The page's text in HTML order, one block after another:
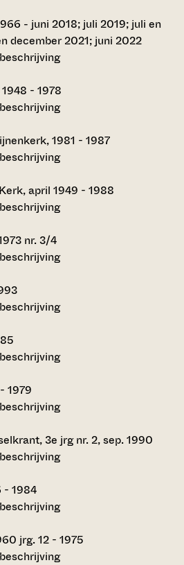
- juni 2018; juli 2019; juli en
december 2021; juni 2022
- 1978
1981 - 1987
april 1949 - 1988
nr. 3/4
1979
3e jrg nr. 2, sep. 1990
- 1984
jrg. 12 - 1975